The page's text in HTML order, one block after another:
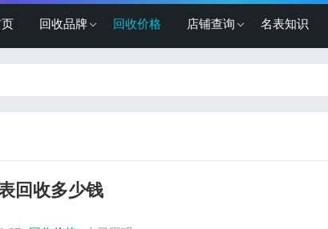
回收品牌 回收价格 店铺查询 名表知识
回收多少钱